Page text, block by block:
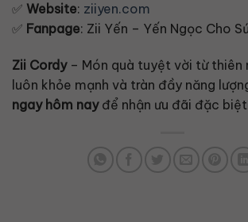
✅ Website: ziiyen.com
✅ Fanpage: Zii Yến – Yến Ngọc Cho
Zii Cordy– Món quà tuyệt vời từ thiên
luôn khỏe mạnh và tràn đầy năng
ngay hôm nayđể nhận ưu đãi đặc